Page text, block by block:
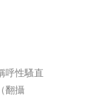
呼性騷直
翻攝